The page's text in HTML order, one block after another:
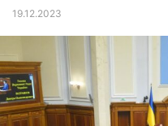
19.12.2023